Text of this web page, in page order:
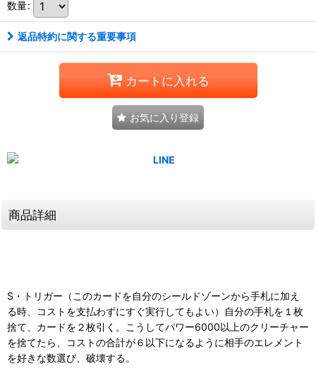
数量:
返品特約に関する重要事項
カートに入れる
お気に入り登録
商品詳細
S・トリガー（このカードを自分のシールドゾーンから手札に加え
る時、コストを支払わずにすぐ実行してもよい）自分の手札を１枚
捨て、カードを２枚引く。こうしてパワー6000以上のクリーチャー
を捨てたら、コストの合計が６以下になるように相手のエレメント
を好きな数選び、破壊する。